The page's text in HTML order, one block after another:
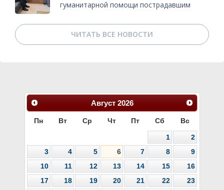
гуманитарной помощи пострадавшим
ЧИТАТЬ ВСЕ НОВОСТИ
Август 2026
Пн Вт Ср Чт Пт Сб Вс
1
2
3
4 5 6 7 8
9
10
11 12 13 14 15
16
17
18 19 20 21 22
23